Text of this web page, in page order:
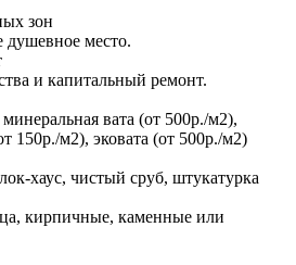
зон
душевное место.
и капитальный ремонт.
вата (от 500р./м2),
150р./м2), эковата (от 500р./м2)
хаус, чистый сруб, штукатурка
кирпичные, каменные или